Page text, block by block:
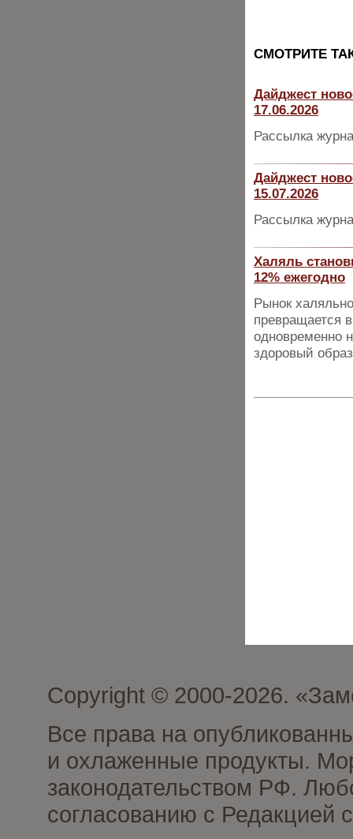
CМОТРИТЕ
Дайджест
17.06.2026
Рассылка
Дайджест
15.07.2026
Рассылка
Халяль
12% ежегодно
Рынок
превращается
одновременно
здоровый
Copyright © 2000-2026.
Все права на
и охлаженные продукты.
законодательством РФ.
согласованию с Редакцией